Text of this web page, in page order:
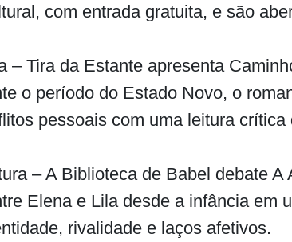
com entrada gratuita, e são
– Tira da Estante apresenta
o período do Estado Novo, o
pessoais com uma leitura
– A Biblioteca de Babel debate A
Elena e Lila desde a infância em
rivalidade e laços afetivos.